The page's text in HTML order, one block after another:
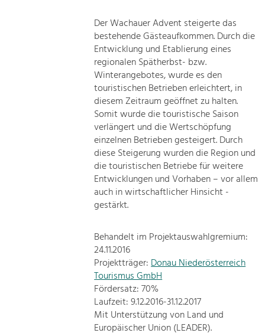
Der Wachauer Advent steigerte das
bestehende Gästeaufkommen. Durch die
Entwicklung und Etablierung eines
regionalen Spätherbst- bzw.
Winterangebotes, wurde es den
touristischen Betrieben erleichtert, in
diesem Zeitraum geöffnet zu halten.
Somit wurde die touristische Saison
verlängert und die Wertschöpfung
einzelnen Betrieben gesteigert. Durch
diese Steigerung wurden die Region und
die touristischen Betriebe für weitere
Entwicklungen und Vorhaben – vor allem
auch in wirtschaftlicher Hinsicht -
gestärkt.
Behandelt im Projektauswahlgremium:
24.11.2016
Projektträger:Donau Niederösterreich
Tourismus GmbH
Fördersatz: 70%
Laufzeit: 9.12.2016-31.12.2017
Mit Unterstützung von Land und
Europäischer Union (LEADER).